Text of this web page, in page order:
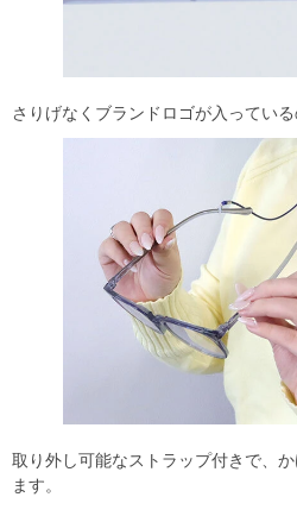
さりげなくブランドロゴが入ってい
取り外し可能なストラップ付きで、
ます。